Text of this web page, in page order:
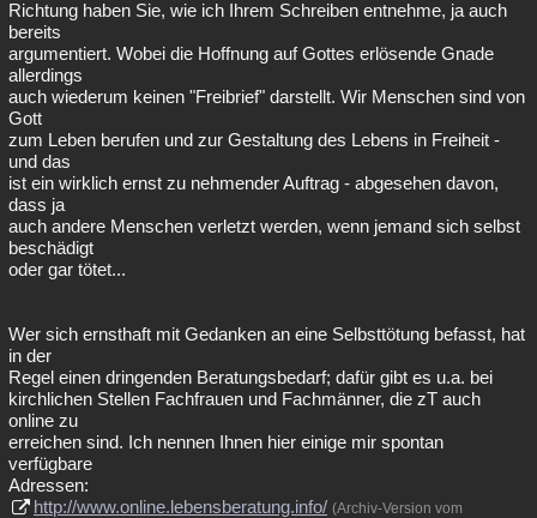
Richtung haben Sie, wie ich Ihrem Schreiben entnehme, ja auch
bereits
argumentiert. Wobei die Hoffnung auf Gottes erlösende Gnade
allerdings
auch wiederum keinen "Freibrief" darstellt. Wir Menschen sind von
Gott
zum Leben berufen und zur Gestaltung des Lebens in Freiheit -
und das
ist ein wirklich ernst zu nehmender Auftrag - abgesehen davon,
dass ja
auch andere Menschen verletzt werden, wenn jemand sich selbst
beschädigt
oder gar tötet...
Wer sich ernsthaft mit Gedanken an eine Selbsttötung befasst, hat
in der
Regel einen dringenden Beratungsbedarf; dafür gibt es u.a. bei
kirchlichen Stellen Fachfrauen und Fachmänner, die zT auch
online zu
erreichen sind. Ich nennen Ihnen hier einige mir spontan
verfügbare
Adressen:
http://www.online.lebensberatung.info/ (Archiv-Version vom